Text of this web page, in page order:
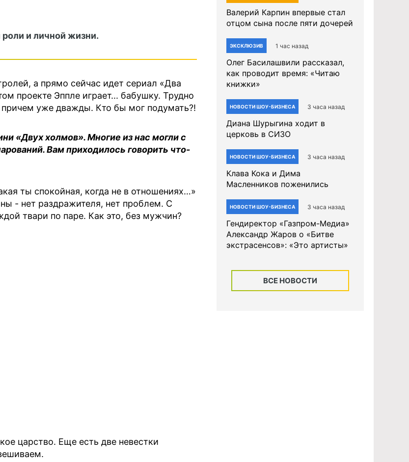
и личной жизни.
а прямо сейчас идет сериал «Два
проекте Эппле играет... бабушку. Трудно
уже дважды. Кто бы мог подумать?!
«Двух холмов». Многие из нас могли с
Вам приходилось говорить что-
ты спокойная, когда не в отношениях…»
- нет раздражителя, нет проблем. С
твари по паре. Как это, без мужчин?
царство. Еще есть две невестки
Валерий Карпин впервые стал
отцом сына после пяти дочерей
ЭКСКЛЮЗИВ 1 час назад
Олег Басилашвили рассказал,
как проводит время: «Читаю
книжки»
НОВОСТИ ШОУ-БИЗНЕСА 3 часа назад
Диана Шурыгина ходит в
церковь в СИЗО
НОВОСТИ ШОУ-БИЗНЕСА 3 часа назад
Клава Кока и Дима
Масленников поженились
НОВОСТИ ШОУ-БИЗНЕСА 3 часа назад
Гендиректор «Газпром-Медиа»
Александр Жаров о «Битве
экстрасенсов»: «Это артисты»
ВСЕ НОВОСТИ